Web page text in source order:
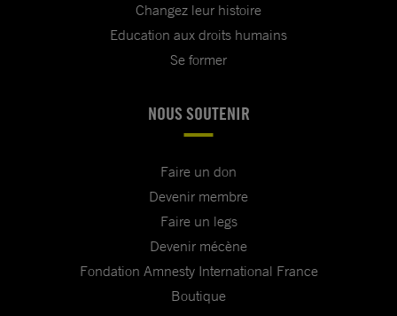
Changez leur histoire
Education aux droits humains
Se former
NOUS SOUTENIR
Faire un don
Devenir membre
Faire un legs
Devenir mécène
Fondation Amnesty International France
Boutique